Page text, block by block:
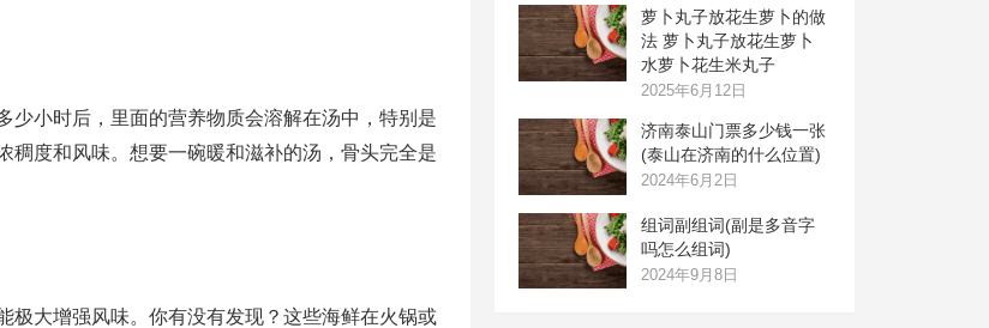
少小时后，里面的营养物质会溶解在汤中，特别是
稠度和风味。想要一碗暖和滋补的汤，骨头完全是
极大增强风味。你有没有发现？这些海鲜在火锅或
萝卜丸子放花生萝卜的做
法 萝卜丸子放花生萝卜
水萝卜花生米丸子
2025年6月12日
济南泰山门票多少钱一张
(泰山在济南的什么位置)
2024年6月2日
组词副组词(副是多音字
吗怎么组词)
2024年9月8日